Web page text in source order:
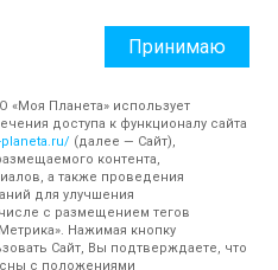
Обработка персональных данных
Принимаю
Планета» использует
доступа к функционалу сайта
(далее — Сайт),
контента,
а также проведения
для улучшения
с размещением тегов
Нажимая кнопку
Сайт, Вы подтверждаете, что
с положениями